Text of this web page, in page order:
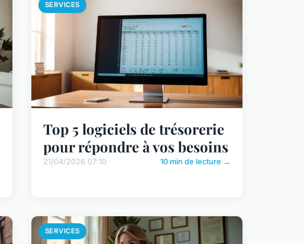
SERVICES
Top 5 logiciels de trésorerie
pour répondre à vos besoins
21/04/2026 07:10 10 min de lecture →
SERVICES